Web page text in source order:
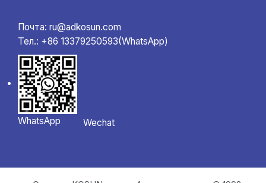
Почта: ru@adkosun.com
Тел.: +86 13379250593(WhatsApp)
WhatsApp Wechat